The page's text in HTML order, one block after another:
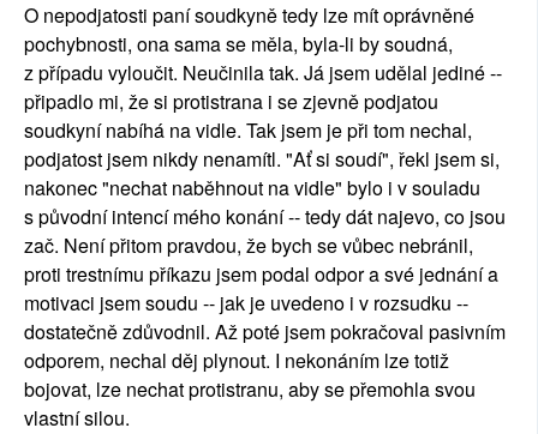
O nepodjatosti paní soudkyně tedy lze mít oprávněné
pochybnosti, ona sama se měla, byla-li by soudná,
z případu vyloučit. Neučinila tak. Já jsem udělal jediné --
připadlo mi, že si protistrana i se zjevně podjatou
soudkyní nabíhá na vidle. Tak jsem je při tom nechal,
podjatost jsem nikdy nenamítl. "Ať si soudí", řekl jsem si,
nakonec "nechat naběhnout na vidle" bylo i v souladu
s původní intencí mého konání -- tedy dát najevo, co jsou
zač. Není přitom pravdou, že bych se vůbec nebránil,
proti trestnímu příkazu jsem podal odpor a své jednání a
motivaci jsem soudu -- jak je uvedeno i v rozsudku --
dostatečně zdůvodnil. Až poté jsem pokračoval pasivním
odporem, nechal děj plynout. I nekonáním lze totiž
bojovat, lze nechat protistranu, aby se přemohla svou
vlastní silou.